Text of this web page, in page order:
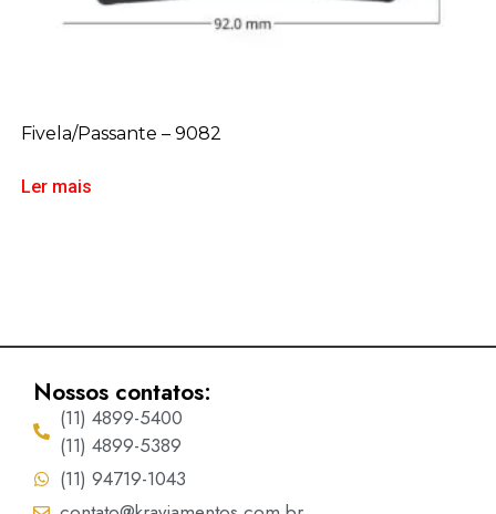
Fivela/Passante – 9082
Ler mais
Nossos contatos:
(11) 4899-5400
(11) 4899-5389
(11) 94719-1043